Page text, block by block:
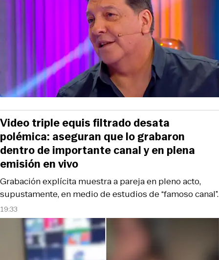
19:33
Grabación explícita muestra a pareja en pleno acto,
supustamente, en medio de estudios de “famoso canal”.
Video triple equis filtrado desata
polémica: aseguran que lo grabaron
dentro de importante canal y en plena
emisión en vivo